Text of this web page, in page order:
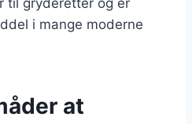
i mange moderne
at